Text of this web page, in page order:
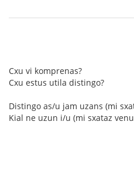
Cxu vi komprenas?
Cxu estus utila distingo?
Distingo as/u jam uzans (mi
Kial ne uzun i/u (mi sxataz